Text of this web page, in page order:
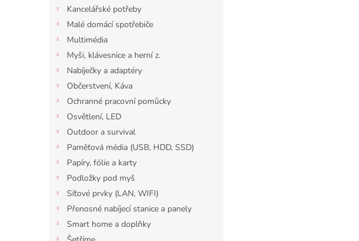
Kancelářské potřeby
Malé domácí spotřebiče
Multimédia
Myši, klávesnice a herní z.
Nabíječky a adaptéry
Občerstvení, Káva
Ochranné pracovní pomůcky
Osvětlení, LED
Outdoor a survival
Paměťová média (USB, HDD, SSD)
Papíry, fólie a karty
Podložky pod myš
Síťové prvky (LAN, WIFI)
Přenosné nabíjecí stanice a panely
Smart home a doplňky